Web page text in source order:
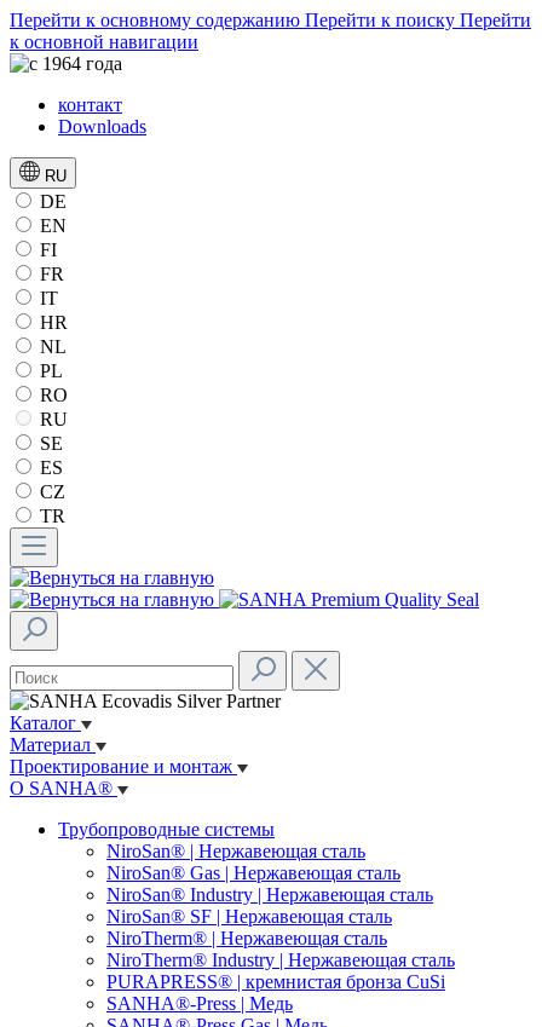
Перейти к основному содержанию Перейти к поиску Перейти
к основной навигации
контакт
Downloads
RU
DE
EN
FI
FR
IT
HR
NL
PL
RO
RU
SE
ES
CZ
TR
Каталог
Материал
Проектирование и монтаж
О SANHA®
Трубопроводные системы
NiroSan® | Нержавеющая сталь
NiroSan® Gas | Нержавеющая сталь
NiroSan® Industry | Нержавеющая сталь
NiroSan® SF | Нержавеющая сталь
NiroTherm® | Нержавеющая сталь
NiroTherm® Industry | Нержавеющая сталь
PURAPRESS® | кремнистая бронза CuSi
SANHA®-Press | Медь